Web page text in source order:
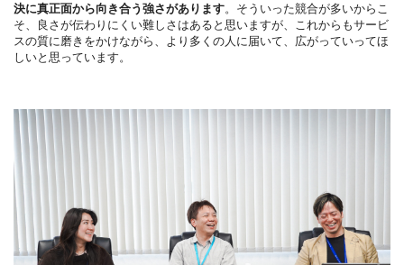
決に真正面から向き合う強さがあります。そういった競合が多いからこ
そ、良さが伝わりにくい難しさはあると思いますが、これからもサービ
スの質に磨きをかけながら、より多くの人に届いて、広がっていってほ
しいと思っています。